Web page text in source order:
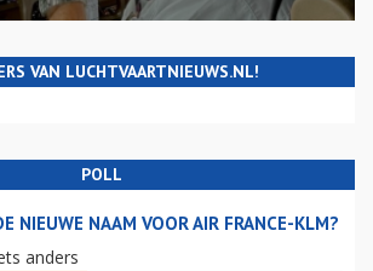
VAN LUCHTVAARTNIEUWS.NL!
POLL
NIEUWE NAAM VOOR AIR FRANCE-KLM?
anders